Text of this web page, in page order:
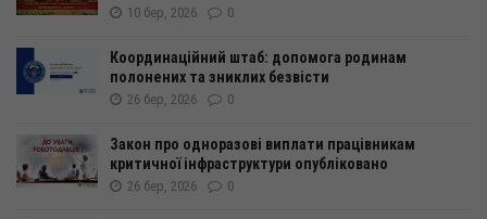
10 бер, 2026 0
Координаційний штаб: допомога родинам
полонених та зниклих безвісти
26 бер, 2026 0
Закон про одноразові виплати працівникам
критичної інфраструктури опубліковано
26 бер, 2026 0